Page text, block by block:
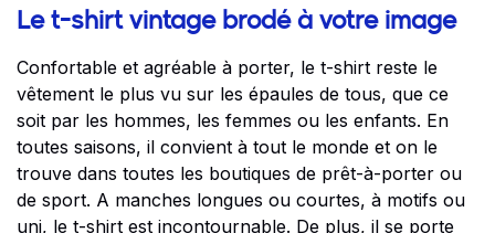
Le t-shirt vintage brodé à votre image
Confortable et agréable à porter, le t-shirt reste le
vêtement le plus vu sur les épaules de tous, que ce
soit par les hommes, les femmes ou les enfants. En
toutes saisons, il convient à tout le monde et on le
trouve dans toutes les boutiques de prêt-à-porter ou
de sport. A manches longues ou courtes, à motifs ou
uni, le t-shirt est incontournable. De plus, il se porte